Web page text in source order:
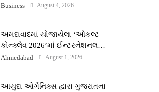
(JOJO) નો વિશ્વભરમાં દબદબો
Business August 4, 2026
અમદાવાદમાં યોજાયેલા ‘ઓકલ્ટ
કોન્ક્લેવ 2026’માં ઈન્ટરનેશનલ
ટેરોટ રીડર પુનિતજી લુલ્લા એ ટેરોટ
Ahmedabad August 1, 2026
આયુદા ઓર્ગેનિક્સ દ્વારા ગુજરાતના